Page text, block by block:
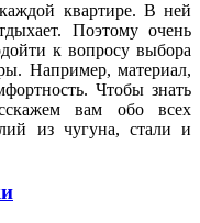
квартире. В ней
Поэтому очень
к вопросу выбора
Например, материал,
Чтобы знать
вам обо всех
из чугуна, стали и